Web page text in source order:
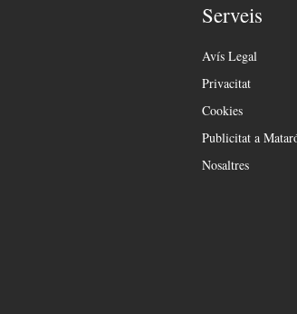
Serveis
Avís Legal
Privacitat
Cookies
Publicitat a
Nosaltres